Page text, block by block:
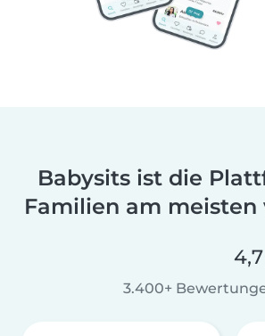
Babysits ist die
Familien am meisten
3.400+